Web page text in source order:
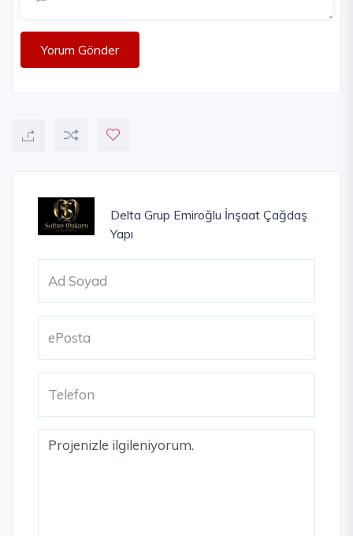
Yorum Gönder
Delta Grup Emiroğlu İnşaat Çağdaş
Yapı